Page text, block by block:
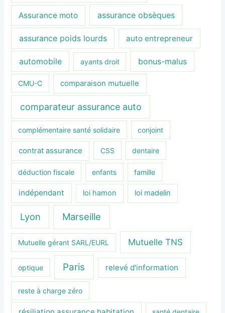
Assurance moto assurance obsèques
assurance poids lourds auto entrepreneur
automobile ayants droit bonus-malus
CMU-C comparaison mutuelle
comparateur assurance auto
complémentaire santé solidaire conjoint
contrat assurance CSS dentaire
déduction fiscale enfants famille
indépendant loi hamon loi madelin
Lyon Marseille
Mutuelle gérant SARL/EURL Mutuelle TNS
optique Paris relevé d'information
reste à charge zéro